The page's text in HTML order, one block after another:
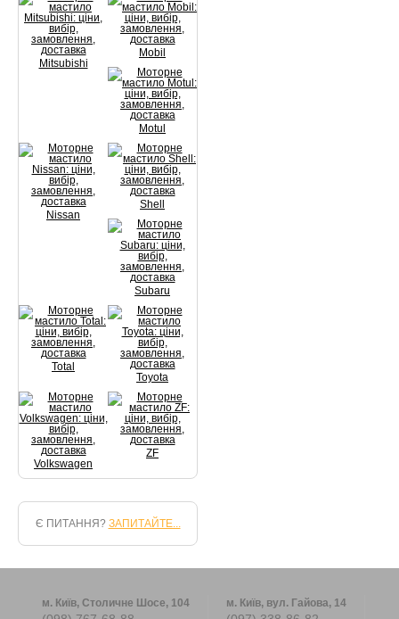
Mitsubishi
Mobil
Motul
Nissan
Shell
Subaru
Total
Toyota
Volkswagen
ZF
Є ПИТАННЯ? ЗАПИТАЙТЕ...
м. Київ, Столичне Шосе, 104 м. Київ, вул. Гайова, 14